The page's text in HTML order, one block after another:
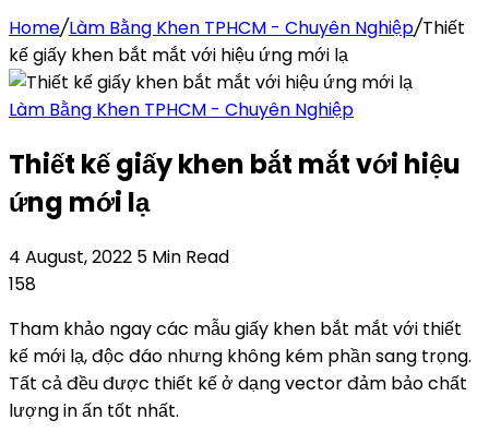
Home/Làm Bằng Khen TPHCM - Chuyên Nghiệp/Thiết
kế giấy khen bắt mắt với hiệu ứng mới lạ
Làm Bằng Khen TPHCM - Chuyên Nghiệp
Thiết kế giấy khen bắt mắt với hiệu
ứng mới lạ
4 August, 2022 5 Min Read
158
Tham khảo ngay các mẫu giấy khen bắt mắt với thiết
kế mới lạ, độc đáo nhưng không kém phần sang trọng.
Tất cả đều được thiết kế ở dạng vector đảm bảo chất
lượng in ấn tốt nhất.